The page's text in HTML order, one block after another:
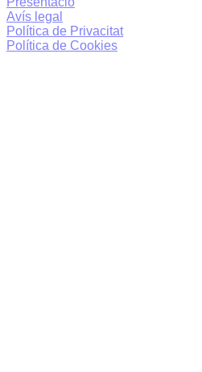
Avís legal
Política de Privacitat
Política de Cookies